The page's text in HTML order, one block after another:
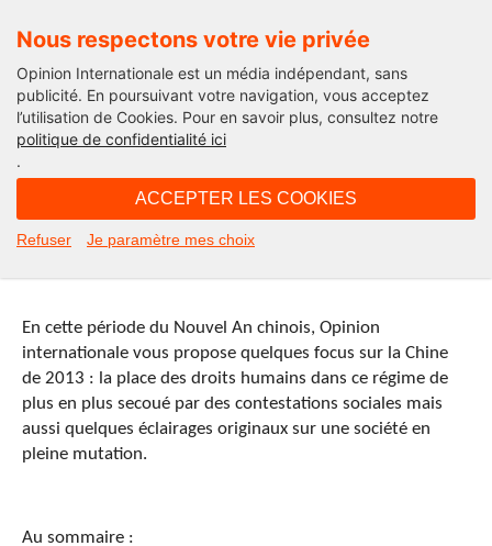
Nous respectons votre vie privée
Opinion Internationale est un média indépendant, sans
publicité. En poursuivant votre navigation, vous acceptez
l’utilisation de Cookies. Pour en savoir plus, consultez notre
politique de confidentialité ici
.
ACCEPTER LES COOKIES
Refuser Je paramètre mes choix
International
Dossier spécial Chine à l’occasion
En cette période du Nouvel An chinois, Opinion
internationale vous propose quelques focus sur la Chine
de 2013 : la place des droits humains dans ce régime de
plus en plus secoué par des contestations sociales mais
aussi quelques éclairages originaux sur une société en
pleine mutation.
Au sommaire :